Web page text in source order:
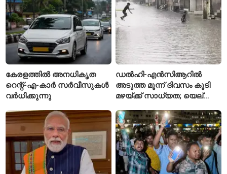
പൊലീസ്
കേരളത്തിൽ അനധികൃത
റെന്റ്-എ-കാർ സർവീസുകൾ
വർധിക്കുന്നു
ഡൽഹി-എൻസിആറിൽ
അടുത്ത മൂന്ന് ദിവസം കൂടി
മഴയ്ക്ക് സാധ്യത; യെല്ലോ
ഐഎംഡി